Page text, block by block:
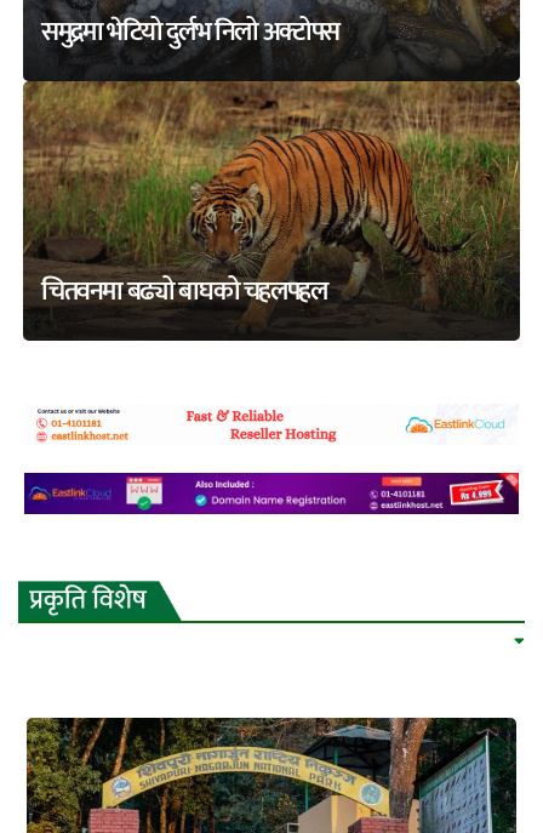
समुद्रमा भेटियो दुर्लभ निलो अक्टोपस
चितवनमा बढ्यो बाघको चहलपहल